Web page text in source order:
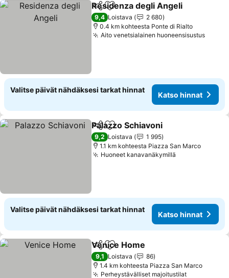
Jaa Lisää suosikkeihin
Residenza degli Angeli
9,4 Loistava
2 680
0.4 km kohteesta Ponte di Rialto
Aito venetsialainen huoneensisustus
Valitse päivät nähdäksesi tarkat hinnat
Katso hinnat
Jaa Lisää suosikkeihin
Palazzo Schiavoni
9,2 Loistava
1 995
1.1 km kohteesta Piazza San Marco
Huoneet kanavanäkymillä
Valitse päivät nähdäksesi tarkat hinnat
Katso hinnat
Jaa Lisää suosikkeihin
Venice Home
9,1 Loistava
86
1.4 km kohteesta Piazza San Marco
Perheystävälliset majoitustilat